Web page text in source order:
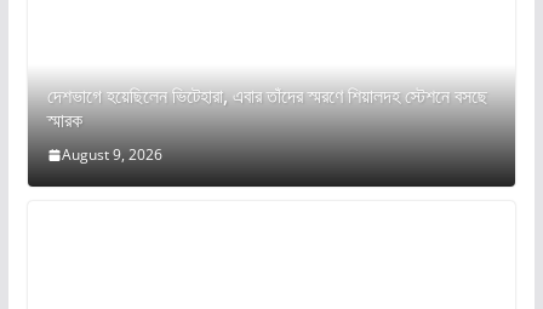
দেশভাগে হয়েছিলেন ভিটেহারা, এবার তাঁদের স্মরণে শিয়ালদহ স্টেশনে বসছে
স্মারক
August 9, 2026